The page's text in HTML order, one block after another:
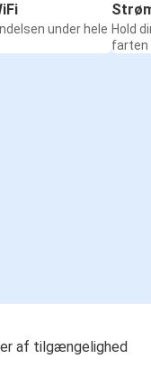
under hele Hold
farten
af tilgængelighed